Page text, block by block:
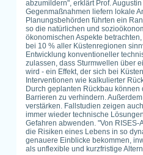
abzumildern", erklärt Prof.
Gegenmaßnahmen liefern lokale
Planungsbehörden führten ein
so die natürlichen und
ökonomischen Aspekte
bei 10 % aller Küstenregionen
Entwicklung konventioneller
zulassen, dass Sturmwellen über
wird - ein Effekt, der sich bei
Interventionen wie kalkulierter
Durch geplanten Rückbau
Barrieren zu verhindern.
verstärken. Fallstudien zeigen
immer wieder technische
Gefahren abwenden. "Von
die Risiken eines Lebens in so
genauere Einblicke bekommen,
als unflexible und kurzfristige